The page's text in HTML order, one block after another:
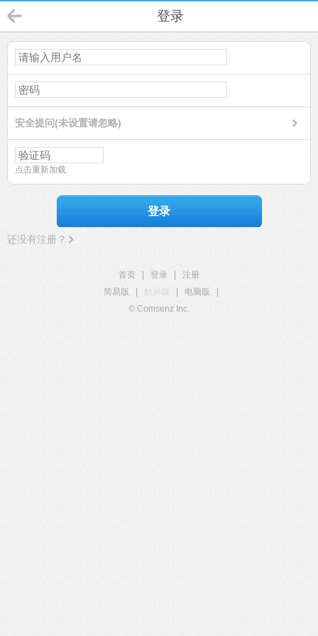
登录
安全提问(未设置请忽略)
点击重新加载
登录
还没有注册？
首页 登录
注册
简易版
触屏版 电脑版
© Comsenz Inc.